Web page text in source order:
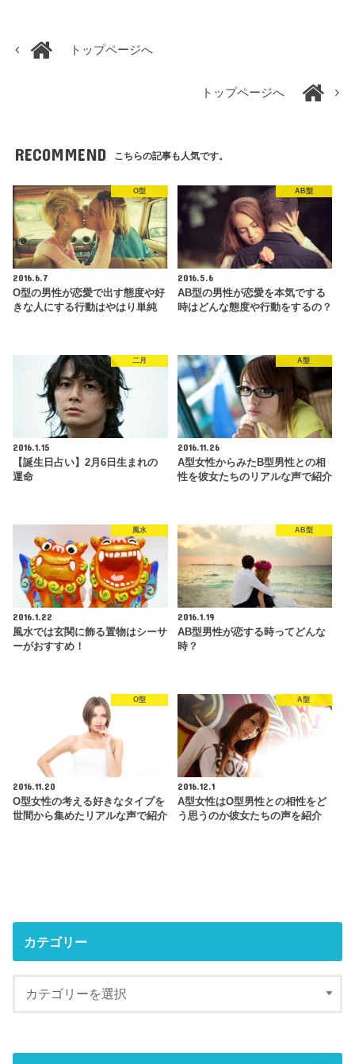
トップページへ
トップページへ
RECOMMEND こちらの記事も人気です。
O型
2016.6.7
O型の男性が恋愛で出す態度や好
きな人にする行動はやはり単純
AB型
2016.5.6
AB型の男性が恋愛を本気でする
時はどんな態度や行動をするの？
二月
2016.1.15
【誕生日占い】2月6日生まれの
運命
A型
2016.11.26
A型女性からみたB型男性との相
性を彼女たちのリアルな声で紹介
風水
2016.1.22
風水では玄関に飾る置物はシーサ
ーがおすすめ！
AB型
2016.1.19
AB型男性が恋する時ってどんな
時？
O型
2016.11.20
O型女性の考える好きなタイプを
世間から集めたリアルな声で紹介
A型
2016.12.1
A型女性はO型男性との相性をど
う思うのか彼女たちの声を紹介
カテゴリー